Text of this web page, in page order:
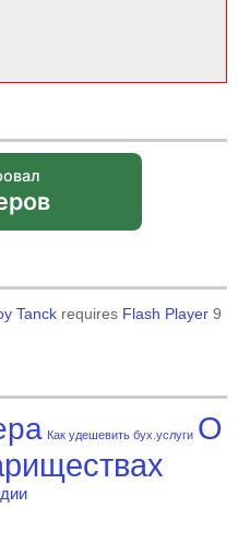
Tanck requires Flash Player 9
Как удешевить бух.услуги О